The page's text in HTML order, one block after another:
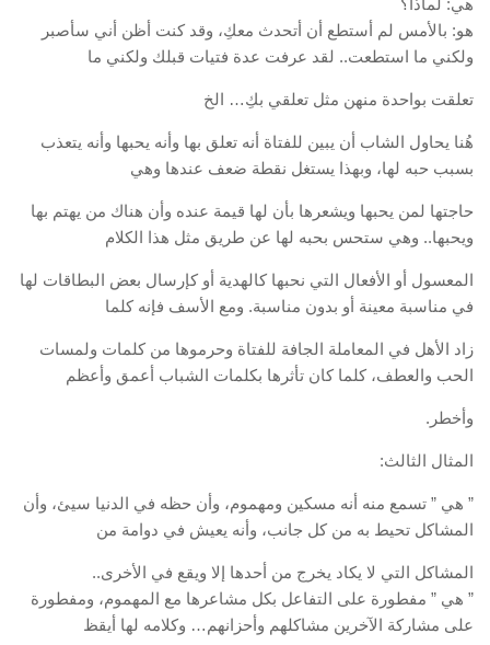
هي: لماذا؟
هو: بالأمس لم أستطع أن أتحدث معكِ، وقد كنت أظن أني سأصبر
ولكني ما استطعت.. لقد عرفت عدة فتيات قبلك ولكني ما
تعلقت بواحدة منهن مثل تعلقي بكِ… الخ
هُنا يحاول الشاب أن يبين للفتاة أنه تعلق بها وأنه يحبها وأنه يتعذب
بسبب حبه لها، وبهذا يستغل نقطة ضعف عندها وهي
حاجتها لمن يحبها ويشعرها بأن لها قيمة عنده وأن هناك من يهتم بها
ويحبها.. وهي ستحس بحبه لها عن طريق مثل هذا الكلام
المعسول أو الأفعال التي نحبها كالهدية أو كإرسال بعض البطاقات لها
في مناسبة معينة أو بدون مناسبة. ومع الأسف فإنه كلما
زاد الأهل في المعاملة الجافة للفتاة وحرموها من كلمات ولمسات
الحب والعطف، كلما كان تأثرها بكلمات الشباب أعمق وأعظم
وأخطر.
المثال الثالث:
” هي ” تسمع منه أنه مسكين ومهموم، وأن حظه في الدنيا سيئ، وأن
المشاكل تحيط به من كل جانب، وأنه يعيش في دوامة من
المشاكل التي لا يكاد يخرج من أحدها إلا ويقع في الأخرى..
” هي ” مفطورة على التفاعل بكل مشاعرها مع المهموم، ومفطورة
على مشاركة الآخرين مشاكلهم وأحزانهم… وكلامه لها أيقظ